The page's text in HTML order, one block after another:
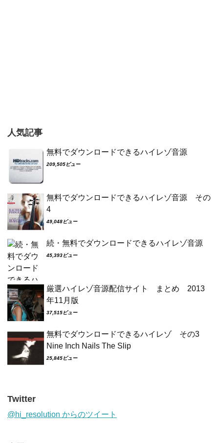
人気記事
無料でダウンロードできるハイレゾ音源
209,505ビュー
無料でダウンロードできるハイレゾ音源 その
4
49,048ビュー
続・無料でダウンロードできるハイレゾ音源
45,393ビュー
厳選ハイレゾ音源配信サイト まとめ 2013
年11月版
37,515ビュー
無料でダウンロードできるハイレゾ その3
Nine Inch Nails The Slip
25,845ビュー
Twitter
@hi_resolution からのツイート